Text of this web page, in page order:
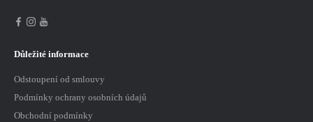
Důležité informace
Odstoupení od smlouvy
Podmínky ochrany osobních údajů
Obchodní podmínky